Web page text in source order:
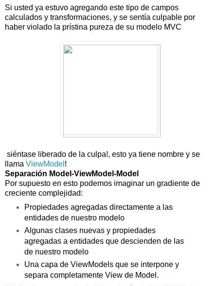
Si usted ya estuvo agregando este tipo de campos
calculados y transformaciones, y se sentía culpable por
haber violado la prístina pureza de su modelo MVC
siéntase liberado de la culpa!, esto ya tiene nombre y se
llama ViewModel !
Separación Model-ViewModel-Model
Por supuesto en esto podemos imaginar un gradiente de
creciente complejidad:
Propiedades agregadas directamente a las
entidades de nuestro modelo
Algunas clases nuevas y propiedades
agregadas a entidades que descienden de las
de nuestro modelo
Una capa de ViewModels que se interpone y
separa completamente View de Model.